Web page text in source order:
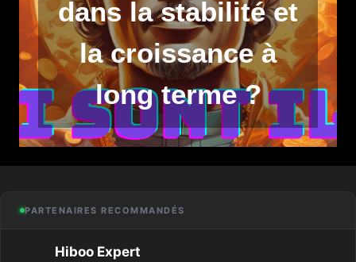
dans la stabilité et
la croissance à
long terme ?
PARTENAIRES RECOMMANDÉS
Hiboo Expert